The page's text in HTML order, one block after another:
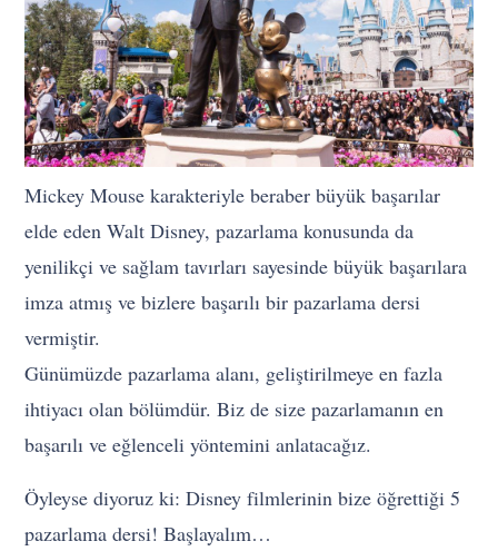
Mickey Mouse karakteriyle beraber büyük başarılar
elde eden Walt Disney, pazarlama konusunda da
yenilikçi ve sağlam tavırları sayesinde büyük başarılara
imza atmış ve bizlere başarılı bir pazarlama dersi
vermiştir.
Günümüzde pazarlama alanı, geliştirilmeye en fazla
ihtiyacı olan bölümdür. Biz de size pazarlamanın en
başarılı ve eğlenceli yöntemini anlatacağız.
Öyleyse diyoruz ki: Disney filmlerinin bize öğrettiği 5
pazarlama dersi! Başlayalım…